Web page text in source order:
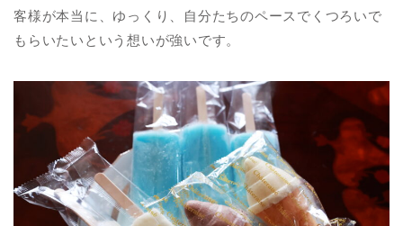
客様が本当に、ゆっくり、自分たちのペースでくつろいで
もらいたいという想いが強いです。